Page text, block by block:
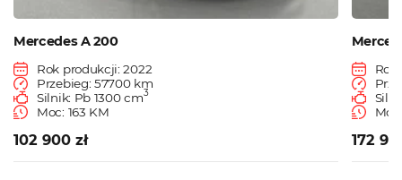
Mercedes A 200
Rok produkcji: 2022
Przebieg: 57700 km
Silnik: Pb 1300 cm3
Moc: 163 KM
102 900 zł
Rok
172